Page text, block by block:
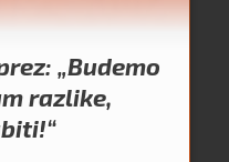
„Budemo
razlike,